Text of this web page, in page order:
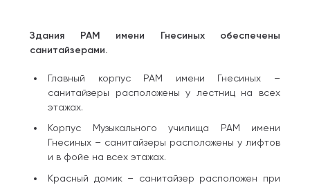
Здания РАМ имени Гнесиных обеспечены
санитайзерами.
Главный корпус РАМ имени Гнесиных –
санитайзеры расположены у лестниц на всех
этажах.
Корпус Музыкального училища РАМ имени
Гнесиных – санитайзеры расположены у лифтов
и в фойе на всех этажах.
Красный домик – санитайзер расположен при